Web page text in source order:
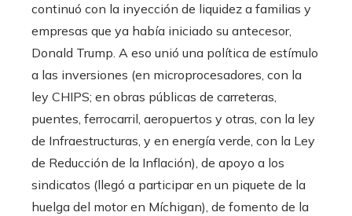
continuó con la inyección de liquidez a familias y
empresas que ya había iniciado su antecesor,
Donald Trump. A eso unió una política de estímulo
a las inversiones (en microprocesadores, con la
ley CHIPS; en obras públicas de carreteras,
puentes, ferrocarril, aeropuertos y otras, con la ley
de Infraestructuras, y en energía verde, con la Ley
de Reducción de la Inflación), de apoyo a los
sindicatos (llegó a participar en un piquete de la
huelga del motor en Míchigan), de fomento de la